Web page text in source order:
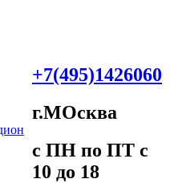
+7(495)1426060
г.МOсква
c ПH пo ПT c
10 до 18